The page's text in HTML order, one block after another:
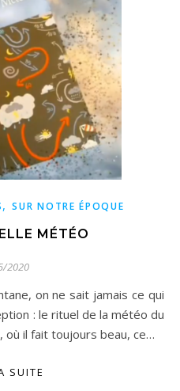
,SUR NOTRE ÉPOQUE
MÉTÉO
2020
: le rituel de la météo du
où il fait toujours beau, ce…
SUITE